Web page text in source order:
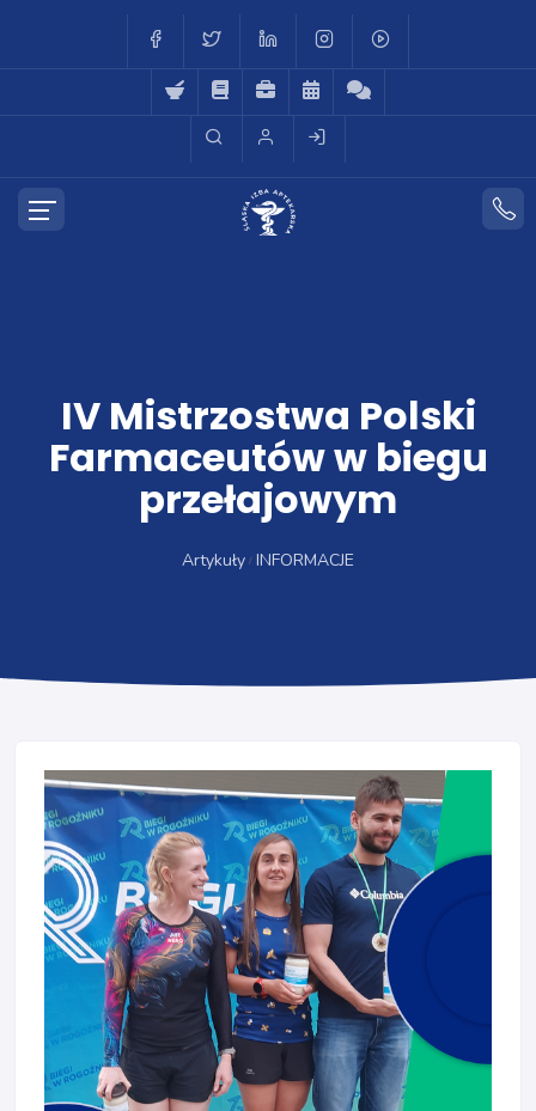
IV Mistrzostwa Polski
Farmaceutów w biegu
przełajowym
Artykuły INFORMACJE